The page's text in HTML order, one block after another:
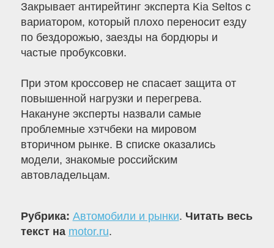
Закрывает антирейтинг эксперта Kia Seltos с
вариатором, который плохо переносит езду
по бездорожью, заезды на бордюры и
частые пробуксовки.
При этом кроссовер не спасает защита от
повышенной нагрузки и перегрева.
Накануне эксперты назвали самые
проблемные хэтчбеки на мировом
вторичном рынке. В списке оказались
модели, знакомые российским
автовладельцам.
Рубрика: Автомобили и рынки. Читать весь
текст на motor.ru.